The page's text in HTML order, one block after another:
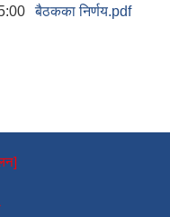
बैठकका निर्णय.pdf